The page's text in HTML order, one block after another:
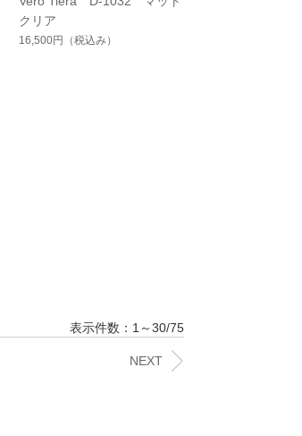
クリア
16,500円 （税込み）
表示件数：1～30/75
NEXT